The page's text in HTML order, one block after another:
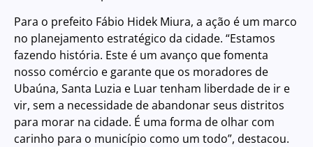
Para o prefeito Fábio Hidek Miura, a ação é um marco
no planejamento estratégico da cidade. “Estamos
fazendo história. Este é um avanço que fomenta
nosso comércio e garante que os moradores de
Ubaúna, Santa Luzia e Luar tenham liberdade de ir e
vir, sem a necessidade de abandonar seus distritos
para morar na cidade. É uma forma de olhar com
carinho para o município como um todo”, destacou.